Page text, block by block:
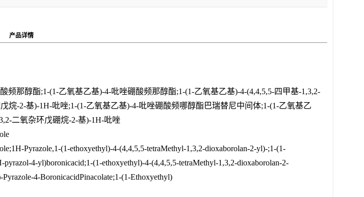
产品详情
那醇酯;1-(1-乙氧基乙基)-4-吡唑硼酸频那醇酯;1-(1-乙氧基乙基)-4-(4,4,5,5-四甲基-1,3,2-
烷-2-基)-1H-吡唑;1-(1-乙氧基乙基)-4-吡唑硼酸频哪醇酯巴瑞替尼中间体;1-(1-乙氧基乙
二氧杂环戊硼烷-2-基)-1H-吡唑
Pyrazole,1-(1-ethoxyethyl)-4-(4,4,5,5-tetraMethyl-1,3,2-dioxaborolan-2-yl)-;1-(1-
4-yl)boronicacid;1-(1-ethoxyethyl)-4-(4,4,5,5-tetraMethyl-1,3,2-dioxaborolan-2-
4-BoronicacidPinacolate;1-(1-Ethoxyethyl)